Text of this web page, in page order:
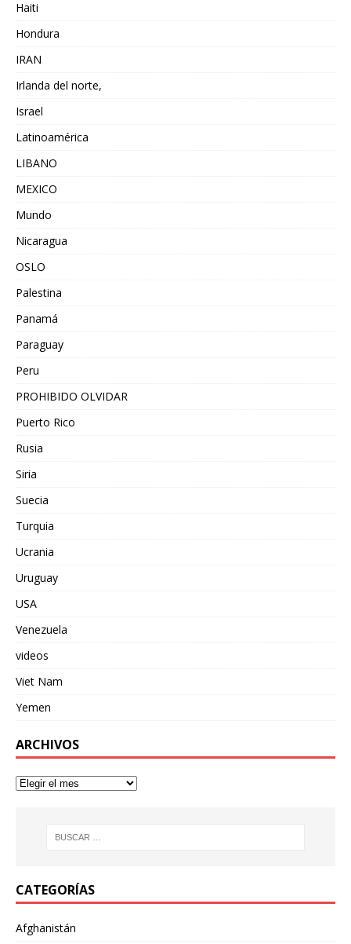
Haiti
Hondura
IRAN
Irlanda del norte,
Israel
Latinoamérica
LIBANO
MEXICO
Mundo
Nicaragua
OSLO
Palestina
Panamá
Paraguay
Peru
PROHIBIDO OLVIDAR
Puerto Rico
Rusia
Siria
Suecia
Turquia
Ucrania
Uruguay
USA
Venezuela
videos
Viet Nam
Yemen
ARCHIVOS
CATEGORÍAS
Afghanistán